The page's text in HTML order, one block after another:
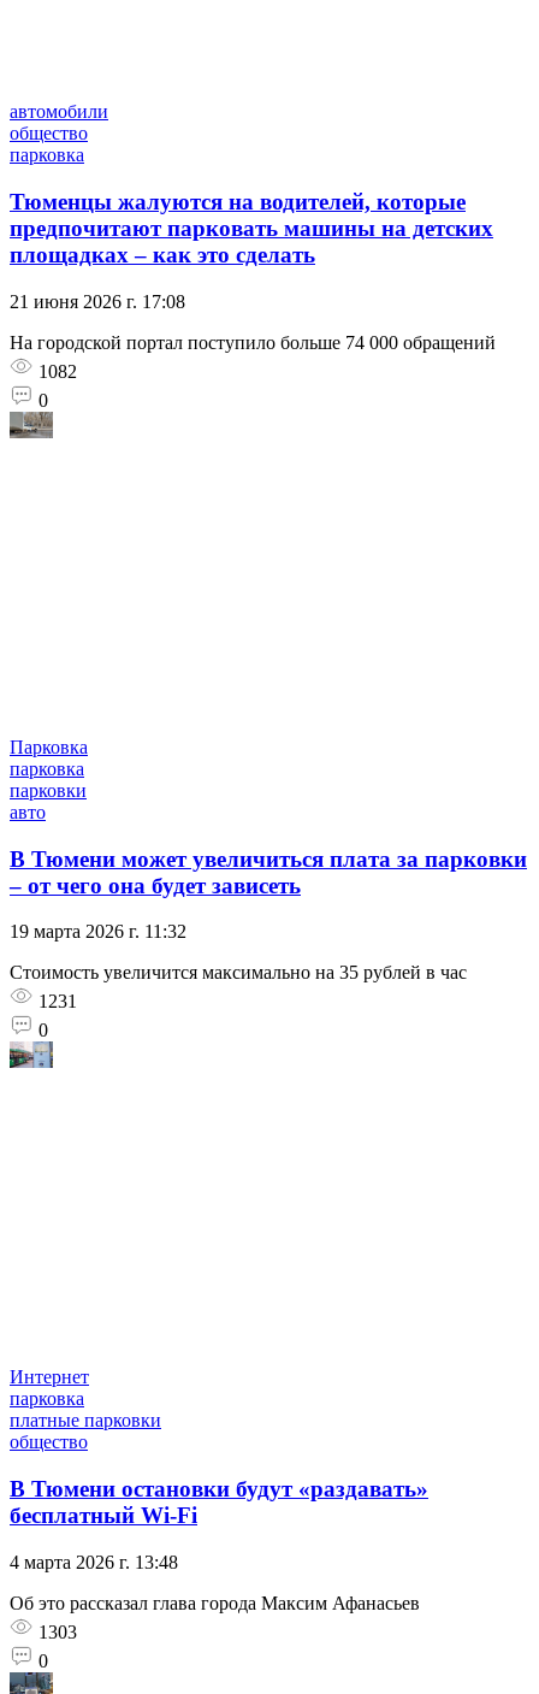
автомобили
общество
парковка
Тюменцы жалуются на водителей, которые
предпочитают парковать машины на детских
площадках – как это сделать
21 июня 2026 г. 17:08
На городской портал поступило больше 74 000 обращений
1082
0
Парковка
парковка
парковки
авто
В Тюмени может увеличиться плата за парковки
– от чего она будет зависеть
19 марта 2026 г. 11:32
Стоимость увеличится максимально на 35 рублей в час
1231
0
Интернет
парковка
платные парковки
общество
В Тюмени остановки будут «раздавать»
бесплатный Wi-Fi
4 марта 2026 г. 13:48
Об это рассказал глава города Максим Афанасьев
1303
0